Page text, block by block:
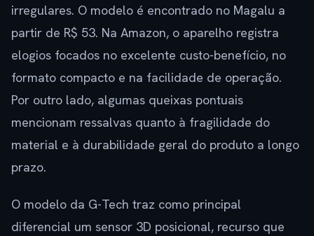
irregulares. O modelo é encontrado no Magalu a
partir de R$ 53. Na Amazon, o aparelho registra
elogios focados no excelente custo-benefício, no
formato compacto e na facilidade de operação.
Por outro lado, algumas queixas pontuais
mencionam ressalvas quanto à fragilidade do
material e à durabilidade geral do produto a longo
prazo.
O modelo da G-Tech traz como principal
diferencial um sensor 3D posicional, recurso que